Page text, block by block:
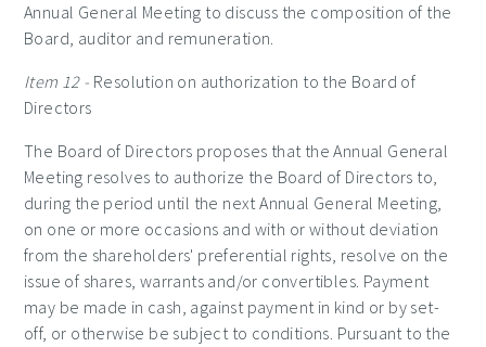
Annual General Meeting to discuss the composition of the
Board, auditor and remuneration.
Item 12 - Resolution on authorization to the Board of
Directors
The Board of Directors proposes that the Annual General
Meeting resolves to authorize the Board of Directors to,
during the period until the next Annual General Meeting,
on one or more occasions and with or without deviation
from the shareholders' preferential rights, resolve on the
issue of shares, warrants and/or convertibles. Payment
may be made in cash, against payment in kind or by set-
off, or otherwise be subject to conditions. Pursuant to the